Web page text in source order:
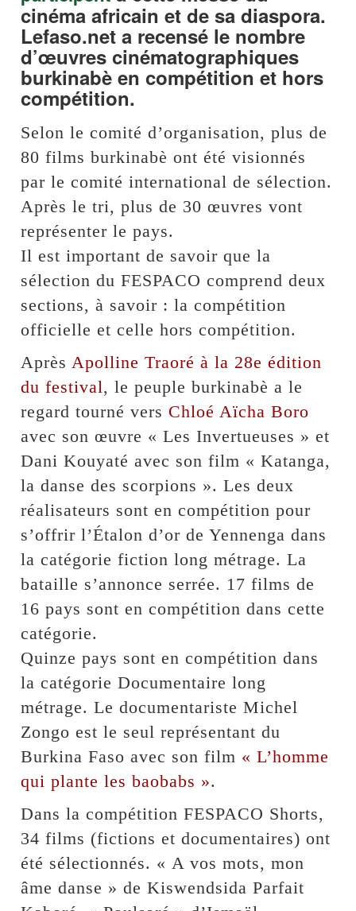
cinéma africain et de sa diaspora.
Lefaso.net a recensé le nombre
d’œuvres cinématographiques
burkinabè en compétition et hors
compétition.
Selon le comité d’organisation, plus de
80 films burkinabè ont été visionnés
par le comité international de sélection.
Après le tri, plus de 30 œuvres vont
représenter le pays.
Il est important de savoir que la
sélection du FESPACO comprend deux
sections, à savoir : la compétition
officielle et celle hors compétition.
Après Apolline Traoré à la 28e édition
du festival, le peuple burkinabè a le
regard tourné vers Chloé Aïcha Boro
avec son œuvre « Les Invertueuses » et
Dani Kouyaté avec son film « Katanga,
la danse des scorpions ». Les deux
réalisateurs sont en compétition pour
s’offrir l’Étalon d’or de Yennenga dans
la catégorie fiction long métrage. La
bataille s’annonce serrée. 17 films de
16 pays sont en compétition dans cette
catégorie.
Quinze pays sont en compétition dans
la catégorie Documentaire long
métrage. Le documentariste Michel
Zongo est le seul représentant du
Burkina Faso avec son film « L’homme
qui plante les baobabs ».
Dans la compétition FESPACO Shorts,
34 films (fictions et documentaires) ont
été sélectionnés. « A vos mots, mon
âme danse » de Kiswendsida Parfait